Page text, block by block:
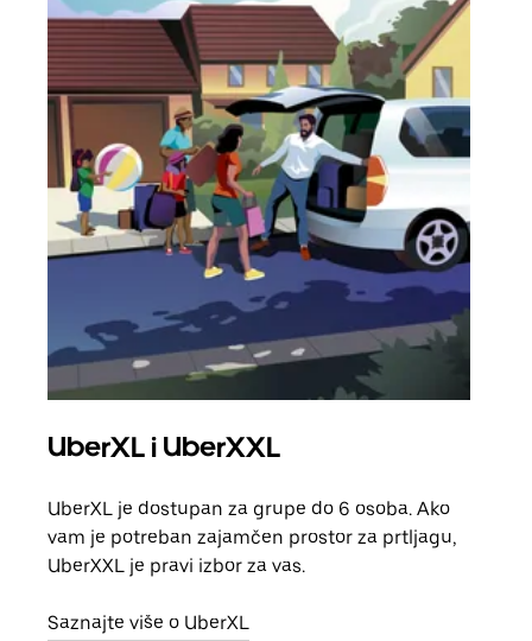
UberXL i UberXXL
UberXL je dostupan za grupe do 6 osoba. Ako
vam je potreban zajamčen prostor za prtljagu,
UberXXL je pravi izbor za vas.
Saznajte više o UberXL